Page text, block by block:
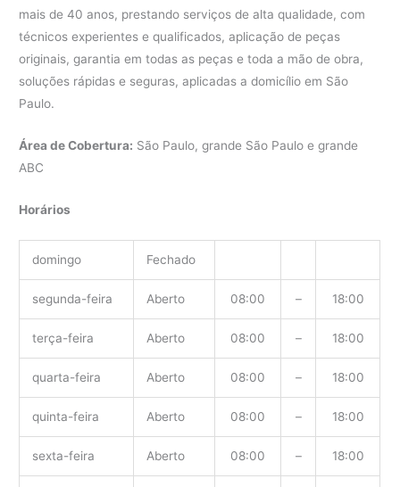
mais de 40 anos, prestando serviços de alta qualidade, com
técnicos experientes e qualificados, aplicação de peças
originais, garantia em todas as peças e toda a mão de obra,
soluções rápidas e seguras, aplicadas a domicílio em São
Paulo.
Área de Cobertura: São Paulo, grande São Paulo e grande
ABC
Horários
domingo Fechado
segunda-feira Aberto 08:00 – 18:00
terça-feira Aberto 08:00 – 18:00
quarta-feira Aberto 08:00 – 18:00
quinta-feira Aberto 08:00 – 18:00
sexta-feira Aberto 08:00 – 18:00